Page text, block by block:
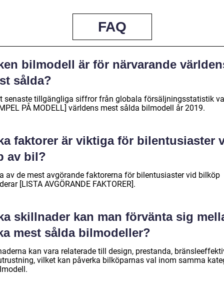
FAQ
bilmodell är för närvarande
sålda?
senaste tillgängliga siffror från globala försäljningsstatistik
PÅ MODELL] världens mest sålda bilmodell år 2019.
faktorer är viktiga för bilentusiaster
av bil?
av de mest avgörande faktorerna för bilentusiaster vid bilköp
[LISTA AVGÖRANDE FAKTORER].
skillnader kan man förvänta sig
mest sålda bilmodeller?
kan vara relaterade till design, prestanda,
vilket kan påverka bilköparnas val inom samma